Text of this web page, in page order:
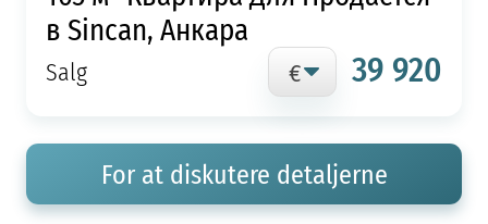
в Sincan, Анкара
Salg 39 920
For at diskutere detaljerne